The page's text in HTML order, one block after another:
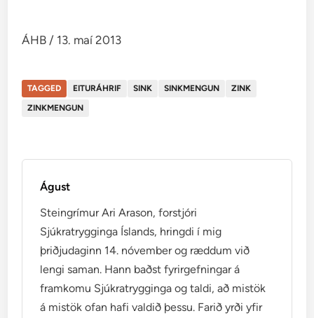
ÁHB / 13. maí 2013
TAGGED EITURÁHRIF SINK SINKMENGUN
ZINK
ZINKMENGUN
Águst
Steingrímur Ari Arason, forstjóri
Sjúkratrygginga Íslands, hringdi í mig
þriðjudaginn 14. nóvember og ræddum við
lengi saman. Hann baðst fyrirgefningar á
framkomu Sjúkratrygginga og taldi, að mistök
á mistök ofan hafi valdið þessu. Farið yrði yfir